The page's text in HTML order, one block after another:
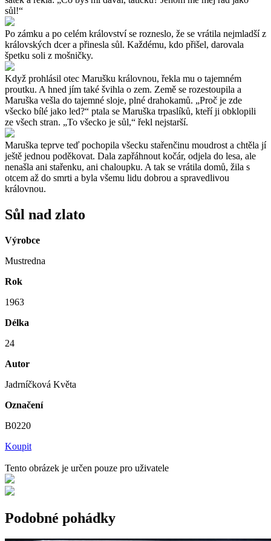
sůl!“
Po zámku a po celém království se rozneslo, že se vrátila nejmladší z
královských dcer a přinesla sůl. Každému, kdo přišel, darovala
špetku soli z mošničky.
Když prohlásil otec Marušku královnou, řekla mu o tajemném
proutku. A hned jím také švihla o zem. Země se rozestoupila a
Maruška vešla do tajemné sloje, plné drahokamů. „Proč je zde
všecko bílé jako led?“ ptala se Maruška trpaslíků, kteří ji obklopili
ze všech stran. „To všecko je sůl,“ řekl nejstarší.
Maruška teprve teď pochopila všecku stařenčinu moudrost a chtěla jí
ještě jednou poděkovat. Dala zapřáhnout kočár, odjela do lesa, ale
nenašla ani stařenku, ani chaloupku. A tak se vrátila domů, žila s
otcem až do smrti a byla všemu lidu dobrou a spravedlivou
královnou.
Sůl nad zlato
Výrobce
Mustredna
Rok
1963
Délka
24
Autor
Jadrníčková Květa
Označení
B0220
Koupit
Tento obrázek je určen pouze pro uživatele
Podobné pohádky